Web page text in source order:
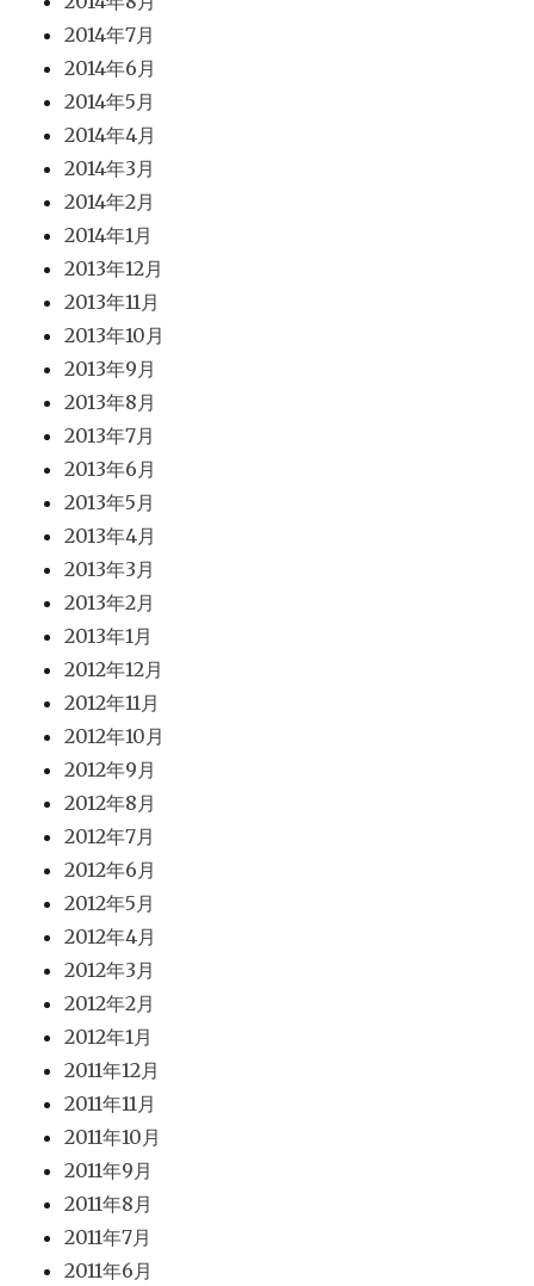
2014年7月
2014年6月
2014年5月
2014年4月
2014年3月
2014年2月
2014年1月
2013年12月
2013年11月
2013年10月
2013年9月
2013年8月
2013年7月
2013年6月
2013年5月
2013年4月
2013年3月
2013年2月
2013年1月
2012年12月
2012年11月
2012年10月
2012年9月
2012年8月
2012年7月
2012年6月
2012年5月
2012年4月
2012年3月
2012年2月
2012年1月
2011年12月
2011年11月
2011年10月
2011年9月
2011年8月
2011年7月
2011年6月